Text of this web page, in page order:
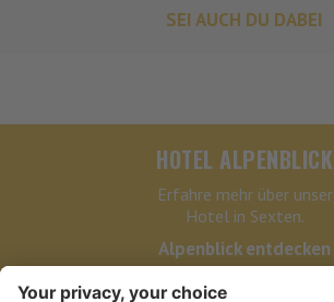
SEI AUCH DU DABEI
HOTEL ALPENBLICK
Erfahre mehr über unser
Hotel in Sexten.
Alpenblick entdecken